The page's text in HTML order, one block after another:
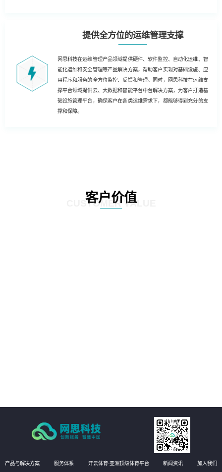
提供全方位的运维管理支撑
网思科技在运维管理产品领域提供硬件、软件监控、自动化运维、智
能化运维和安全管理等产品解决方案，帮助客户实现对基础设施、应
用程序和服务的全方位监控、反馈和管理。同时，网思科技在运维支
撑平台领域提供云、大数据和智能平台中台解决方案，为客户打造基
础设施管理平台，确保客户在各类运维需求下，都能够得到充分的支
撑和保障。
客户价值
CUSTOMER VALUE
产品与解决方案 服务体系 开云体育-亚洲顶级体育平台 新闻资讯 加入我们